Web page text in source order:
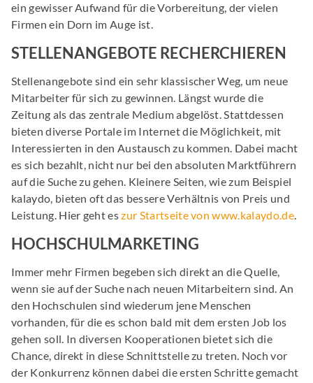
ein gewisser Aufwand für die Vorbereitung, der vielen
Firmen ein Dorn im Auge ist.
STELLENANGEBOTE RECHERCHIEREN
Stellenangebote sind ein sehr klassischer Weg, um neue
Mitarbeiter für sich zu gewinnen. Längst wurde die
Zeitung als das zentrale Medium abgelöst. Stattdessen
bieten diverse Portale im Internet die Möglichkeit, mit
Interessierten in den Austausch zu kommen. Dabei macht
es sich bezahlt, nicht nur bei den absoluten Marktführern
auf die Suche zu gehen. Kleinere Seiten, wie zum Beispiel
kalaydo, bieten oft das bessere Verhältnis von Preis und
Leistung. Hier geht eszur Startseite von www.kalaydo.de.
HOCHSCHULMARKETING
Immer mehr Firmen begeben sich direkt an die Quelle,
wenn sie auf der Suche nach neuen Mitarbeitern sind. An
den Hochschulen sind wiederum jene Menschen
vorhanden, für die es schon bald mit dem ersten Job los
gehen soll. In diversen Kooperationen bietet sich die
Chance, direkt in diese Schnittstelle zu treten. Noch vor
der Konkurrenz können dabei die ersten Schritte gemacht